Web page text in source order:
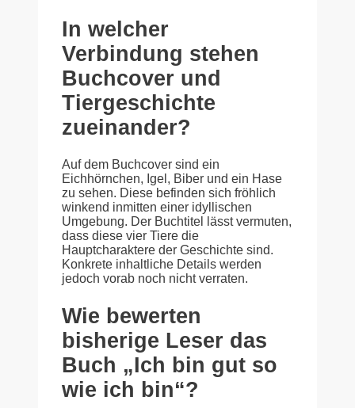
In welcher
Verbindung stehen
Buchcover und
Tiergeschichte
zueinander?
Auf dem Buchcover sind ein
Eichhörnchen, Igel, Biber und ein Hase
zu sehen. Diese befinden sich fröhlich
winkend inmitten einer idyllischen
Umgebung. Der Buchtitel lässt vermuten,
dass diese vier Tiere die
Hauptcharaktere der Geschichte sind.
Konkrete inhaltliche Details werden
jedoch vorab noch nicht verraten.
Wie bewerten
bisherige Leser das
Buch „Ich bin gut so
wie ich bin“?